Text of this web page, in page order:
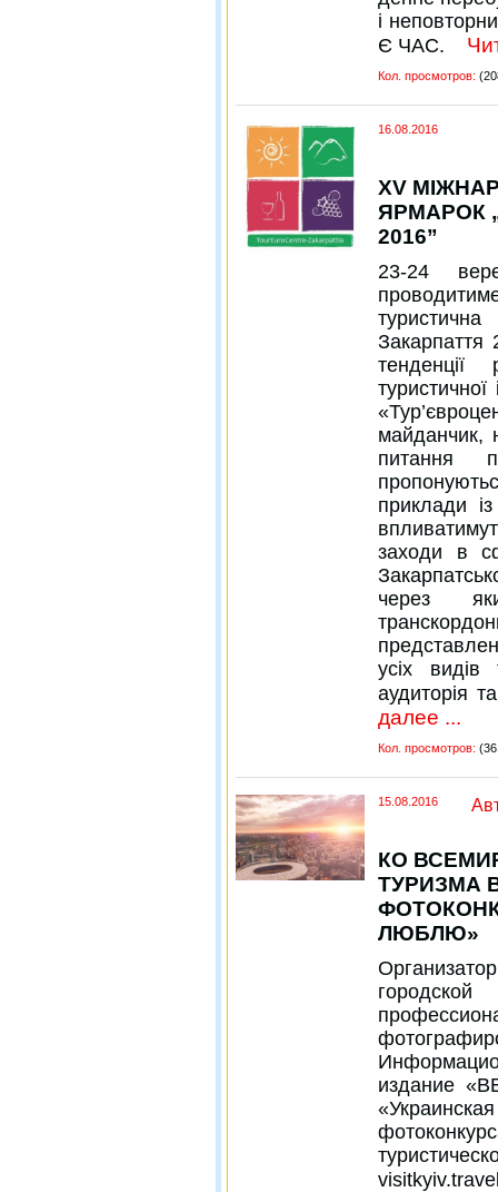
і
Є ЧАС.
Кол. просмотров:
16.08.2016
ХV
ЯРМАРОК
2016”
23-24
Закарпаття
тенденції
туристичної
майданчик,
питання
приклади
заходи в
через
усіх видів
аудиторія
далее ...
Кол. просмотров:
15.08.2016
КО
ТУРИЗМА
ЛЮБЛЮ»
издание